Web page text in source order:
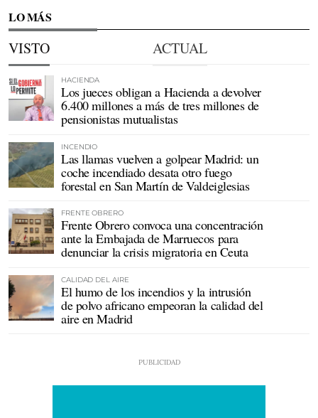
LO MÁS
VISTO ACTUAL
HACIENDA
Los jueces obligan a Hacienda a devolver
6.400 millones a más de tres millones de
pensionistas mutualistas
INCENDIO
Las llamas vuelven a golpear Madrid: un
coche incendiado desata otro fuego
forestal en San Martín de Valdeiglesias
FRENTE OBRERO
Frente Obrero convoca una concentración
ante la Embajada de Marruecos para
denunciar la crisis migratoria en Ceuta
CALIDAD DEL AIRE
El humo de los incendios y la intrusión
de polvo africano empeoran la calidad del
aire en Madrid